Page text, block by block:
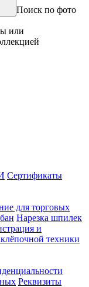
Поиск по фото
или
Сертификаты
для торговых
Нарезка шпилек
и
техники
Реквизиты